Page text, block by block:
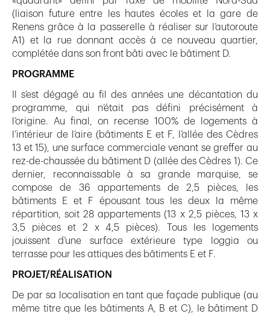
(liaison future entre les hautes écoles et la gare de
Renens grâce à la passerelle à réaliser sur l’autoroute
A1) et la rue donnant accès à ce nouveau quartier,
complétée dans son front bâti avec le bâtiment D.
PROGRAMME
Il s’est dégagé au fil des années une décantation du
programme, qui n’était pas défini précisément à
l’origine. Au final, on recense 100% de logements à
l’intérieur de l’aire (bâtiments E et F, l’allée des Cèdres
13 et 15), une surface commerciale venant se greffer au
rez-de-chaussée du bâtiment D (allée des Cèdres 1). Ce
dernier, reconnaissable à sa grande marquise, se
compose de 36 appartements de 2,5 pièces, les
bâtiments E et F épousant tous les deux la même
répartition, soit 28 appartements (13 x 2,5 pièces, 13 x
3,5 pièces et 2 x 4,5 pièces). Tous les logements
jouissent d’une surface extérieure type loggia ou
terrasse pour les attiques des bâtiments E et F.
PROJET/RÉALISATION
De par sa localisation en tant que façade publique (au
même titre que les bâtiments A, B et C), le bâtiment D